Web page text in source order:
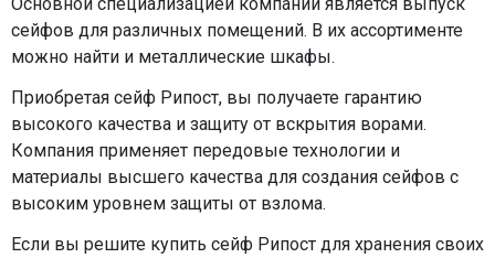
сейфов для различных помещений. В их ассортименте
можно найти и металлические шкафы.
Приобретая сейф Рипост, вы получаете гарантию
высокого качества и защиту от вскрытия ворами.
Компания применяет передовые технологии и
материалы высшего качества для создания сейфов с
высоким уровнем защиты от взлома.
Если вы решите купить сейф Рипост для хранения своих